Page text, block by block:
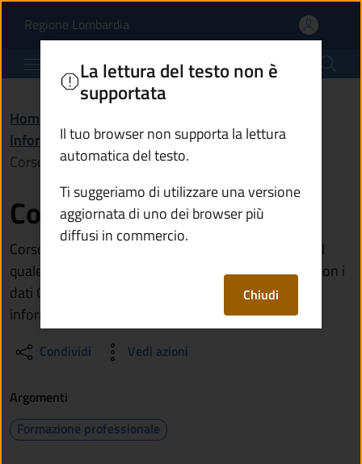
Corso Gis Base (GIS-
Regione Lombardia(apre in un'altra scheda).
Comune di Breno
Home
Informazioni istituzionali /
Corso Gis Base (GIS-001)
Corso Gis Base (GIS-001)
Corso, erogato in modalità online e asincrona, con il
quale apprenderai le conoscenze base per operare con i
dati Gis (Geographic information system, sistema
informativo geografico).
Condividi Vedi azioni
La lettura del testo non è
supportata
Il tuo browser non supporta la lettura
automatica del testo.
Ti suggeriamo di utilizzare una versione
aggiornata di uno dei browser più
diffusi in commercio.
Chiudi
Argomenti
Formazione professionale